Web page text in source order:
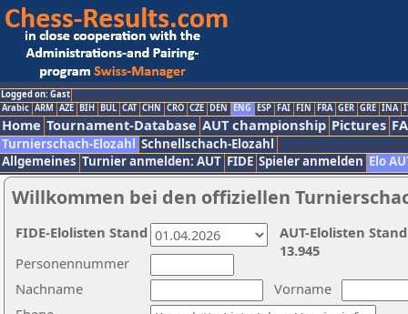
Logged on: Gast
Arabic ARM AZE BIH BUL CAT CHN CRO CZE DEN ENG ESP FAI FIN FRA GER GRE INA
Home Tournament-Database AUT championship Pictures
Turnierschach-Elozahl Schnellschach-Elozahl
Allgemeines Turnier anmelden: AUT FIDE Spieler anmelden Elo
Willkommen bei den offiziellen
Nachname
Vorname
Personennummer
AUT-Elolisten
13.945
FIDE-Elolisten Stand